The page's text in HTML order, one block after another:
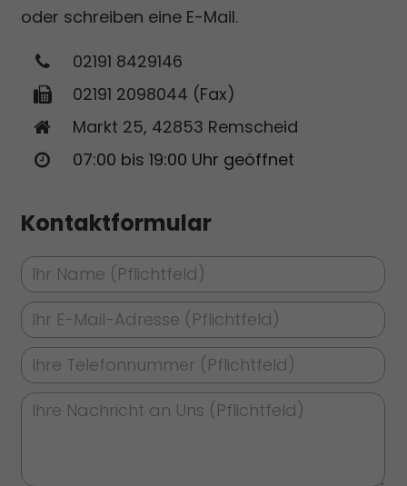
oder schreiben eine E-Mail.
02191 8429146
02191 2098044 (Fax)
Markt 25, 42853 Remscheid
07:00 bis 19:00 Uhr geöffnet
Kontaktformular